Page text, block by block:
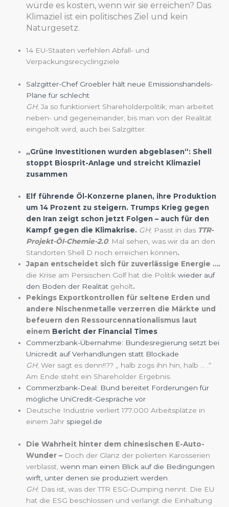
würde es kosten, wenn wir sie erreichen? Das
Klimaziel ist ein politisches Ziel und kein
Naturgesetz.
14 EU-Staaten verfehlen Abfall- und
Verpackungsrecyclingziele
Salzgitter-Chef Groebler hält neue Emissionshandels-
Pläne für schlecht
GH; Ja so funktioniert Shareholderpolitik; man arbeitet
neben- und gegeneinander, bis man von der Realität
eingeholt wird, auch bei Salzgitter.
„Grüne Investitionen wurden abgeblasen“: Shell
stoppt Biosprit-Anlage und streicht Klimaziel
zusammen
Elf führende Öl-Konzerne planen, ihre Produktion
um 14 Prozent zu steigern. Trumps Krieg gegen
den Iran zeigt schon jetzt Folgen – auch für den
Kampf gegen die Klimakrise. GH; Passt in das TTR-
Projekt-Öl-Chemie-2.0. Mal sehen, was wir da an den
Standorten Shell D noch erreichen können.
Japan entscheidet sich für zuverlässige Energie ….
die Krise am Persischen Golf hat die Politikwieder auf
den Boden der Realität geholt.
Pekings Exportkontrollen für seltene Erden und
andere Nischenmetalle verzerren die Märkte und
befeuern den Ressourcennationalismus laut
einem Bericht der Financial Times
Commerzbank-Übernahme: Bundesregierung setzt bei
Unicredit auf Verhandlungen statt Blockade
GH; Wer sagt es denn!!?? „ halb zogs ihn hin, halb … .“
Am Ende steht ein Shareholder Ergebnis.
Commerzbank-Deal: Bund bereitet Forderungen für
mögliche UniCredit-Gespräche vor
Deutsche Industrie verliert 177.000 Arbeitsplätze in
einem Jahr spiegel.de
Die Wahrheit hinter dem chinesischen E-Auto-
Wunder – Doch der Glanz der polierten Karosserien
verblasst,wenn man einen Blick auf die Bedingungen
wirft, unter denen sie produziert werden.
GH; Das ist, was der TTR ESG-Dumping nennt. Die EU
hat die ESG beschlossen und verlangt die Einhaltung